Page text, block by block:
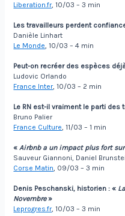
Liberation.fr, 10/03 – 3 min
Les travailleurs perdent
Danièle Linhart
Le Monde, 10/03 – 4 min
Peut-on recréer des espèces
Ludovic Orlando
France Inter, 10/03 – 2 min
Le RN est-il vraiment le parti des
Bruno Palier
France Culture, 11/03 – 1 min
« Airbnb a un impact plus fort
Sauveur Giannoni, Daniel
Corse Matin, 09/03 – 3 min
Denis Peschanski, historien : «
Novembre »
Leprogres.fr, 10/03 – 3 min